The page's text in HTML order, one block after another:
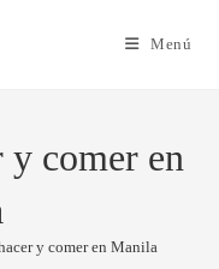
Menú
y comer en
y comer en Manila